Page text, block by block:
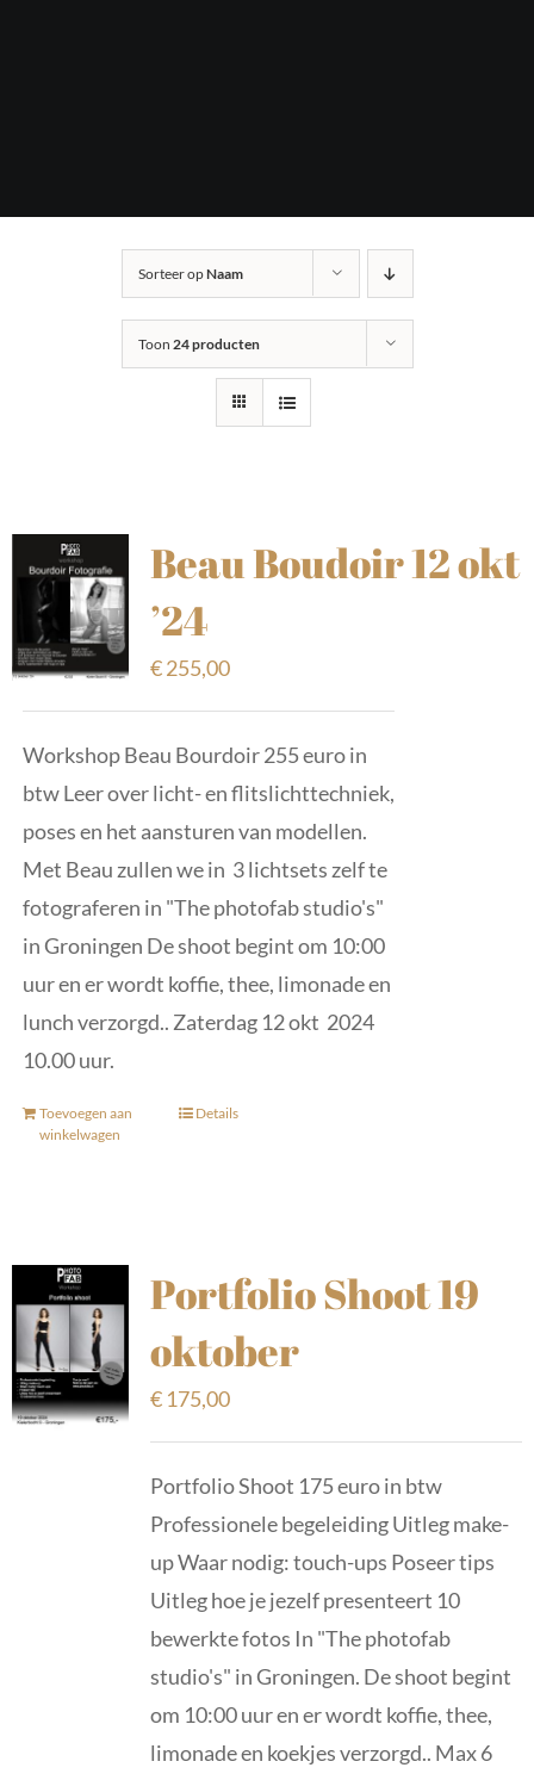
Sorteer opNaam
Toon 24 producten
Beau Boudoir 12 okt
’24
€255,00
Workshop Beau Bourdoir 255 euro in
btw Leer over licht- en flitslichttechniek,
poses en het aansturen van modellen.
Met Beau zullen we in 3 lichtsets zelf te
fotograferen in "The photofab studio's"
in Groningen De shoot begint om 10:00
uur en er wordt koffie, thee, limonade en
lunch verzorgd.. Zaterdag 12 okt 2024
10.00 uur.
Toevoegen aan
winkelwagen
Details
Portfolio Shoot 19
oktober
€175,00
Portfolio Shoot 175 euro in btw
Professionele begeleiding Uitleg make-
up Waar nodig: touch-ups Poseer tips
Uitleg hoe je jezelf presenteert 10
bewerkte fotos In "The photofab
studio's" in Groningen. De shoot begint
om 10:00 uur en er wordt koffie, thee,
limonade en koekjes verzorgd.. Max 6